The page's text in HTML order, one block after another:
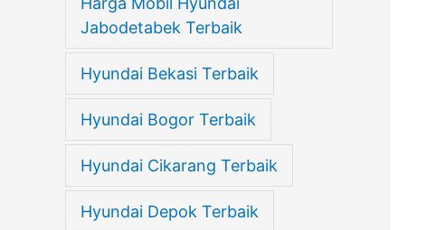
Jabodetabek Terbaik
Hyundai Bekasi Terbaik
Hyundai Bogor Terbaik
Hyundai Cikarang Terbaik
Hyundai Depok Terbaik